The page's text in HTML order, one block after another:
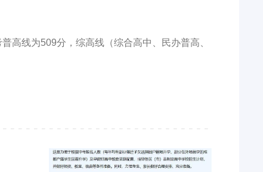
高线为509分，综高线（综合高中、民办普高、